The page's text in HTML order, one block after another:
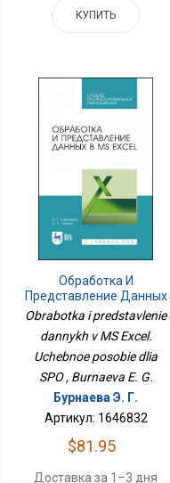
КУПИТЬ
Обработка И
Представление Данных
В MS Excel. Учебное
Пособие Для СПО
Obrabotka i predstavlenie
dannykh v MS Excel.
Uchebnoe posobie dlia
SPO , Burnaeva E. G.
Бурнаева Э. Г.
Артикул: 1646832
$81.95
Доставка за 1–3 дня